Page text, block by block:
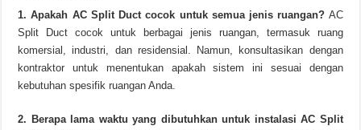
1. Apakah AC Split Duct cocok untuk semua jenis ruangan? AC
Split Duct cocok untuk berbagai jenis ruangan, termasuk ruang
komersial, industri, dan residensial. Namun, konsultasikan dengan
kontraktor untuk menentukan apakah sistem ini sesuai dengan
kebutuhan spesifik ruangan Anda.
2. Berapa lama waktu yang dibutuhkan untuk instalasi AC Split